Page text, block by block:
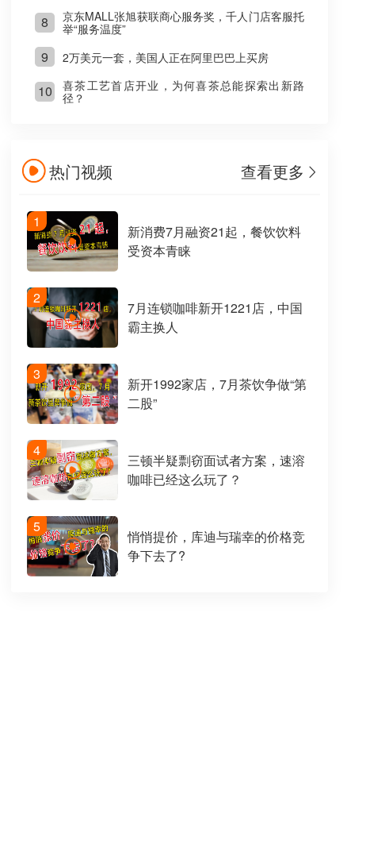
8
京东MALL张旭获联商心服务奖，千人门店客服托
举“服务温度”
9 2万美元一套，美国人正在阿里巴巴上买房
10
喜茶工艺首店开业，为何喜茶总能探索出新路
径？
热门视频 查看更多
1
新消费7月融资21起，餐饮饮料
受资本青睐
2
7月连锁咖啡新开1221店，中国
霸主换人
3
新开1992家店，7月茶饮争做“第
二股”
4
三顿半疑剽窃面试者方案，速溶
咖啡已经这么玩了？
5
悄悄提价，库迪与瑞幸的价格竞
争下去了?